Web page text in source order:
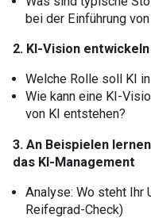
bei der Einführung
2. KI-Vision entwickeln
Welche Rolle soll KI
Wie kann eine KI-
von KI entstehen?
3. An Beispielen
das KI-Management
Analyse: Wo steht Ihr
Reifegrad-Check)